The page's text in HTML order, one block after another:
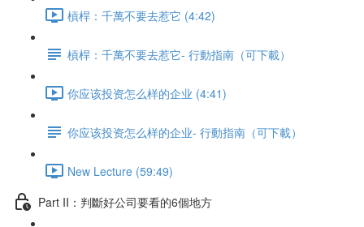
槓桿：千萬不要去惹它 (4:42)
槓桿：千萬不要去惹它- 行動指南（可下載）
你应该投资怎么样的企业 (4:41)
你应该投资怎么样的企业- 行動指南（可下載）
New Lecture (59:49)
Part II：判斷好公司要看的6個地方